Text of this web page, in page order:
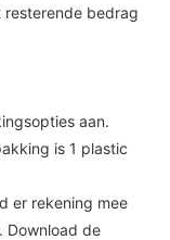
bedrag
aan.
is 1 plastic
er rekening mee
Download de